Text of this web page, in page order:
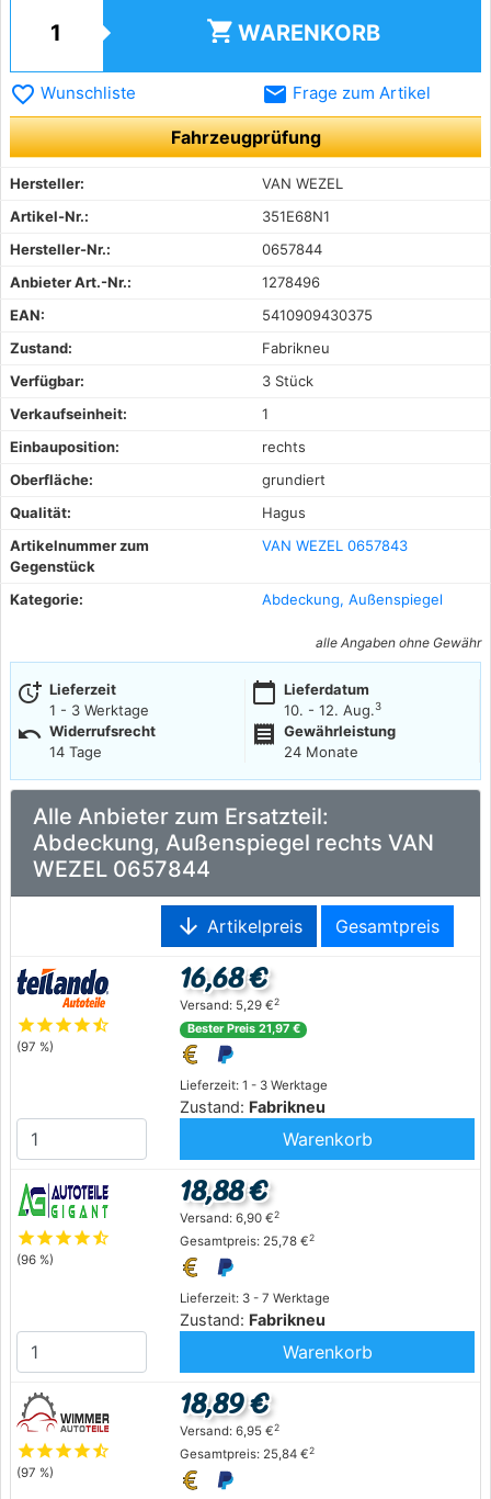
shopping_cart WARENKORB
favorite_border Wunschliste email Frage zum Artikel
Fahrzeugprüfung
Hersteller:
VAN WEZEL
Artikel-Nr.:
351E68N1
Hersteller-Nr.:
0657844
Anbieter Art.-Nr.:
1278496
EAN:
5410909430375
Zustand:
Fabrikneu
Verfügbar:
3 Stück
Verkaufseinheit:
1
Einbauposition:
rechts
Oberfläche:
grundiert
Qualität:
Hagus
Artikelnummer zum
Gegenstück
VAN WEZEL 0657843
Kategorie: Abdeckung, Außenspiegel
alle Angaben ohne Gewähr
more_time Lieferzeit
1 - 3 Werktage
calendar_today Lieferdatum
10. - 12. Aug.3
undo Widerrufsrecht
14 Tage
receipt
Gewährleistung
24 Monate
Alle Anbieter zum Ersatzteil:
Abdeckung, Außenspiegel rechts VAN
WEZEL 0657844
arrow_downward Artikelpreis Gesamtpreis
starstarstarstarstar_half
(97 %)
Lieferzeit: 1 - 3 Werktage
Zustand: Fabrikneu
16,68 €
Versand: 5,29 €2
Bester Preis 21,97 €
Warenkorb
starstarstarstarstar_half
(96 %)
Lieferzeit: 3 - 7 Werktage
Zustand: Fabrikneu
18,88 €
Versand: 6,90 €2
Gesamtpreis: 25,78 €2
Warenkorb
starstarstarstarstar_half
(97 %)
18,89 €
Versand: 6,95 €2
Gesamtpreis: 25,84 €2